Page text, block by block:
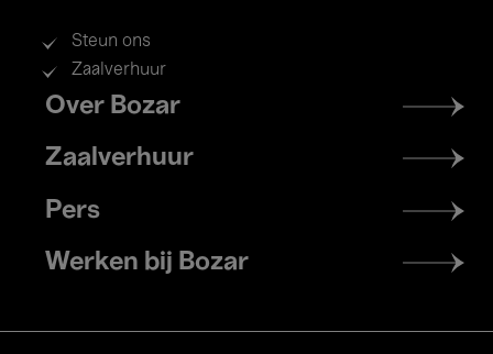
Steun ons
Zaalverhuur
Footer
menu
Over Bozar
Zaalverhuur
Pers
Werken bij Bozar